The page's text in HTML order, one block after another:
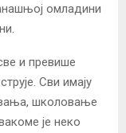
омладини
и превише
Сви имају
школовање
је неко